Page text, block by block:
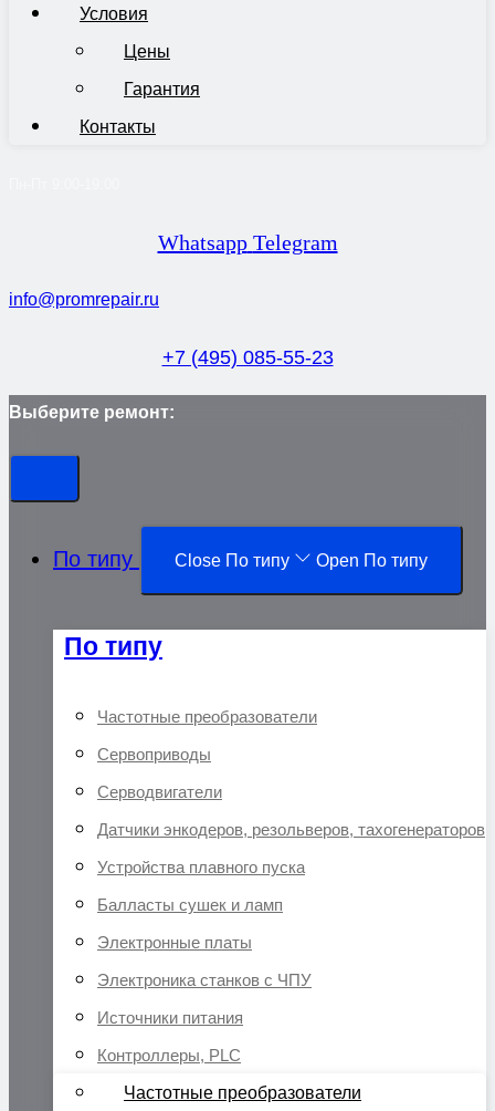
Условия
Цены
Гарантия
Контакты
Whatsapp Telegram
info@promrepair.ru
+7 (495) 085-55-23
Выберите ремонт:
По типу Close По типу Open По типу
По типу
Частотные преобразователи
Сервоприводы
Серводвигатели
Датчики энкодеров, резольверов, тахогенераторов
Устройства плавного пуска
Балласты сушек и ламп
Электронные платы
Электроника станков с ЧПУ
Источники питания
Контроллеры, PLC
Частотные преобразователи